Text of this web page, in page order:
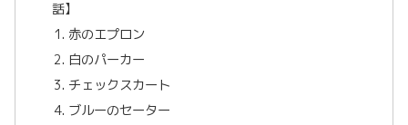
話】
赤のエプロン
白のパーカー
チェックスカート
ブルーのセーター